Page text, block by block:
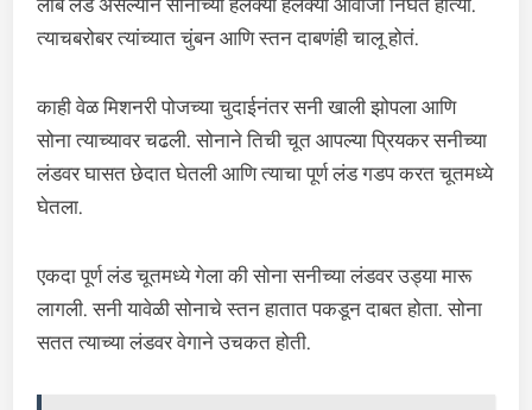
लांब लंड असल्याने सोनाच्या हलक्या हलक्या आवाजा निघत होत्या.
त्याचबरोबर त्यांच्यात चुंबन आणि स्तन दाबणंही चालू होतं.
काही वेळ मिशनरी पोजच्या चुदाईनंतर सनी खाली झोपला आणि
सोना त्याच्यावर चढली. सोनाने तिची चूत आपल्या प्रियकर सनीच्या
लंडवर घासत छेदात घेतली आणि त्याचा पूर्ण लंड गडप करत चूतमध्ये
घेतला.
एकदा पूर्ण लंड चूतमध्ये गेला की सोना सनीच्या लंडवर उड्या मारू
लागली. सनी यावेळी सोनाचे स्तन हातात पकडून दाबत होता. सोना
सतत त्याच्या लंडवर वेगाने उचकत होती.